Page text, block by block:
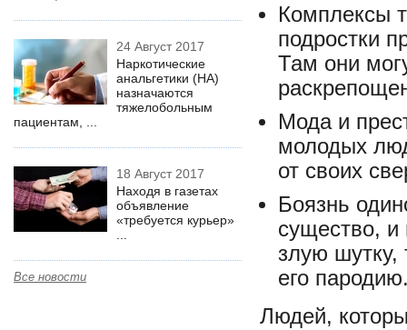
24 Август 2017
Наркотические
анальгетики (НА)
назначаются
тяжелобольным
пациентам, ...
18 Август 2017
Находя в газетах
объявление
«требуется курьер»
Все новости
Комплексы
подростки
Там они
Мода и
молодых
от своих
Боязнь
существо, и
злую шутку,
его
Людей,